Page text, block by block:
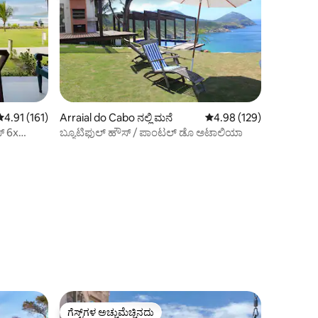
ರಲ್ಲಿ 4.91 ಸರಾಸರಿ ರೇಟಿಂಗ್, 161 ವಿಮರ್ಶೆಗಳು
4.91 (161)
6x
Arraial do Cabo ನಲ್ಲಿ ಮನೆ 5 ರಲ್ಲಿ 4.98 ಸರಾಸರಿ
4.98 (129)
ಬ್ಯೂಟಿಫುಲ್ ಹೌಸ್ / ಪಾಂಟಲ್ ಡೊ ಅಟಾಲಿಯಾ
ಗೆಸ್ಟ್‌ಗಳ ಅಚ್ಚುಮೆಚ್ಚಿನದು